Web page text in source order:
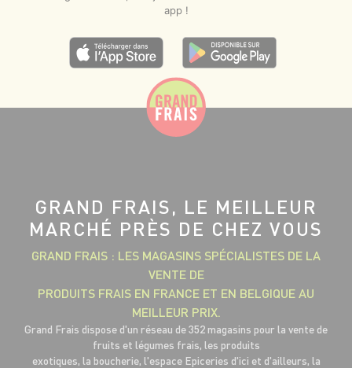
app !
GRAND FRAIS, LE MEILLEUR
MARCHÉ PRÈS DE CHEZ VOUS
GRAND FRAIS : LES MAGASINS SPÉCIALISTES DE LA
VENTE DE
PRODUITS FRAIS EN FRANCE ET EN BELGIQUE AU
MEILLEUR PRIX.
Grand Frais dispose d'un réseau de 352 magasins pour la vente de
fruits et légumes frais, les produits
exotiques, la boucherie, l'espace Epiceries d'ici et d'ailleurs, la